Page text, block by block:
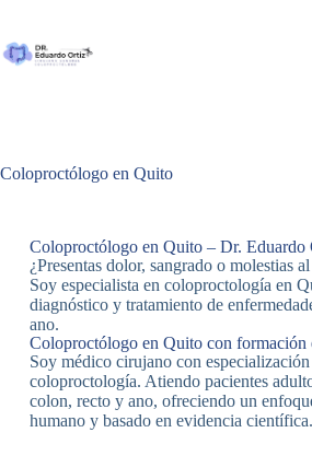
Coloproctólogo en Quito
Coloproctólogo en Quito – Dr. Eduardo
¿Presentas dolor, sangrado o molestias
Soy especialista en coloproctología en
diagnóstico y tratamiento de
ano.
Coloproctólogo en Quito con formación
Soy médico cirujano con
coloproctología. Atiendo pacientes
colon, recto y ano, ofreciendo un
humano y basado en evidencia científica.